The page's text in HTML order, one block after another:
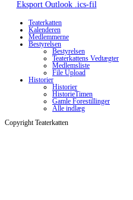
Eksport Outlook .ics-fil
Teaterkatten
Kalenderen
Medlemmerne
Bestyrelsen
Bestyrelsen
Teaterkattens Vedtægter
Medlemsliste
File Upload
Historier
Historier
HistorieTimen
Gamle Forestillinger
Alle indlæg
Copyright Teaterkatten